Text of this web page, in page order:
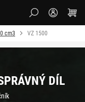
cm3 VZ 1500
DÍL